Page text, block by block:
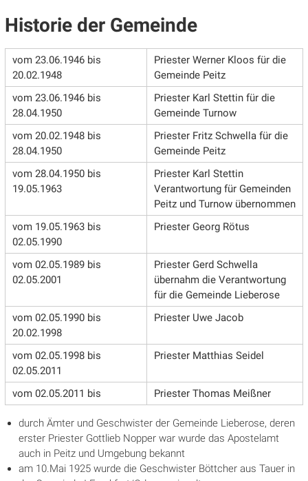
Historie der Gemeinde
vom 23.06.1946 bis
20.02.1948
Priester Werner Kloos für die
Gemeinde Peitz
vom 23.06.1946 bis
28.04.1950
Priester Karl Stettin für die
Gemeinde Turnow
vom 20.02.1948 bis
28.04.1950
Priester Fritz Schwella für die
Gemeinde Peitz
vom 28.04.1950 bis
19.05.1963
Priester Karl Stettin
Verantwortung für Gemeinden
Peitz und Turnow übernommen
vom 19.05.1963 bis
02.05.1990
Priester Georg Rötus
vom 02.05.1989 bis
02.05.2001
Priester Gerd Schwella
übernahm die Verantwortung
für die Gemeinde Lieberose
vom 02.05.1990 bis
20.02.1998
Priester Uwe Jacob
vom 02.05.1998 bis
02.05.2011
Priester Matthias Seidel
vom 02.05.2011 bis Priester Thomas Meißner
durch Ämter und Geschwister der Gemeinde Lieberose, deren
erster Priester Gottlieb Nopper war wurde das Apostelamt
auch in Peitz und Umgebung bekannt
am 10.Mai 1925 wurde die Geschwister Böttcher aus Tauer in